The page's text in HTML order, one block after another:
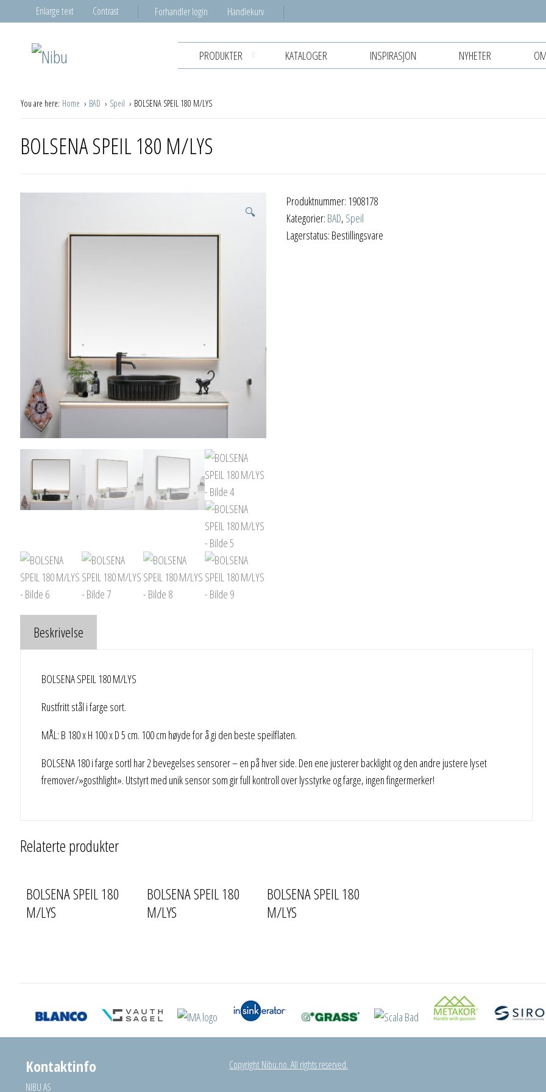
Enlarge text Contrast Forhandler login Handlekurv
PRODUKTER KATALOGER INSPIRASJON NYHETER
You are here: Home BAD Speil BOLSENA SPEIL 180 M/LYS
BOLSENA SPEIL 180 M/LYS
🔍
Produktnummer: 1908178
Kategorier: BAD, Speil
Lagerstatus: Bestillingsvare
Beskrivelse
BOLSENA SPEIL 180 M/LYS
Rustfritt stål i farge sort.
MÅL: B 180 x H 100 x D 5 cm. 100 cm høyde for å gi den beste speilflaten.
BOLSENA 180 i farge sortl har 2 bevegelses sensorer – en på hver side. Den ene justerer backlight og den andre justere lyset
fremover/»gosthlight». Utstyrt med unik sensor som gir full kontroll over lysstyrke og farge, ingen fingermerker!
Relaterte produkter
BOLSENA SPEIL 180
M/LYS
BOLSENA SPEIL 180
M/LYS
BOLSENA SPEIL 180
M/LYS
Kontaktinfo
NIBU AS
Copyright Nibu.no. All rights reserved.